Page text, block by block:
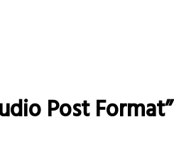
Post Format”